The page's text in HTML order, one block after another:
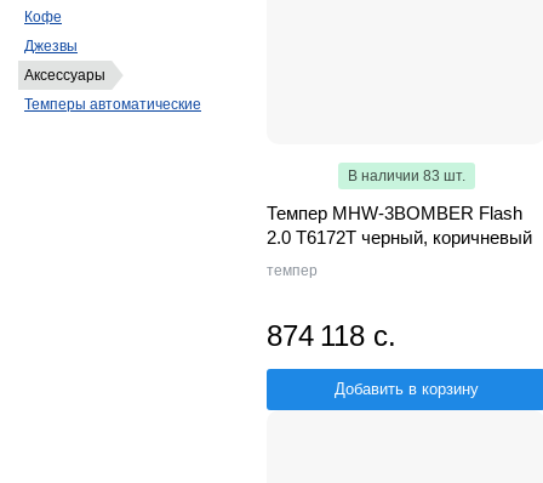
В наличии 83 шт.
Темпер MHW-3BOMBER Flash
2.0 T6172T черный, коричневый
темпер
874 118 с.
Добавить в корзину
Кофе
Джезвы
Аксессуары
Темперы автоматические